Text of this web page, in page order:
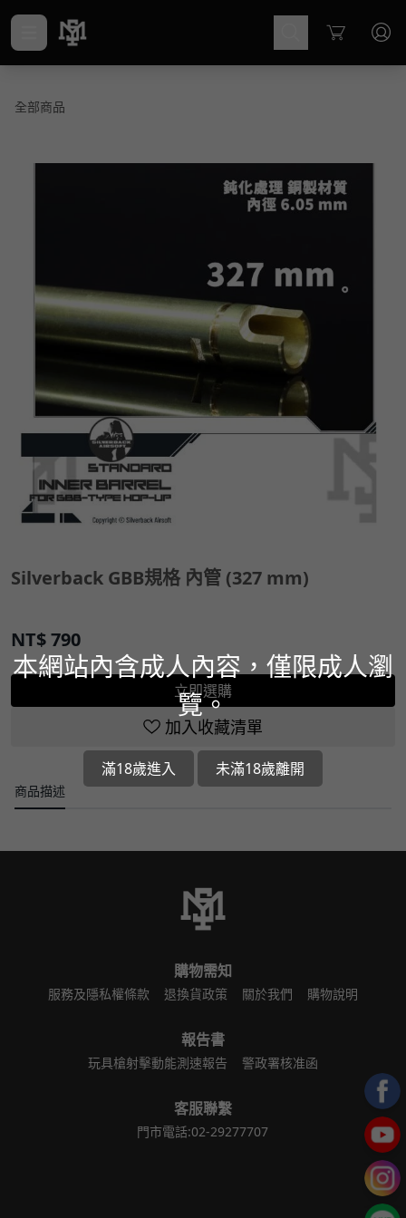
Cart
全部商品
Silverback GBB規格 內管 (327 mm)
NT$790
立即選購
加入收藏清單
商品描述
購物需知
服務及隱私權條款 退換貨政策 關於我們 購物說明
報告書
玩具槍射擊動能測速報告 警政署核准函
客服聯繫
門市電話:02-29277707
本網站內含成人內容，僅限成人瀏
覽。
滿18歲進入 未滿18歲離開